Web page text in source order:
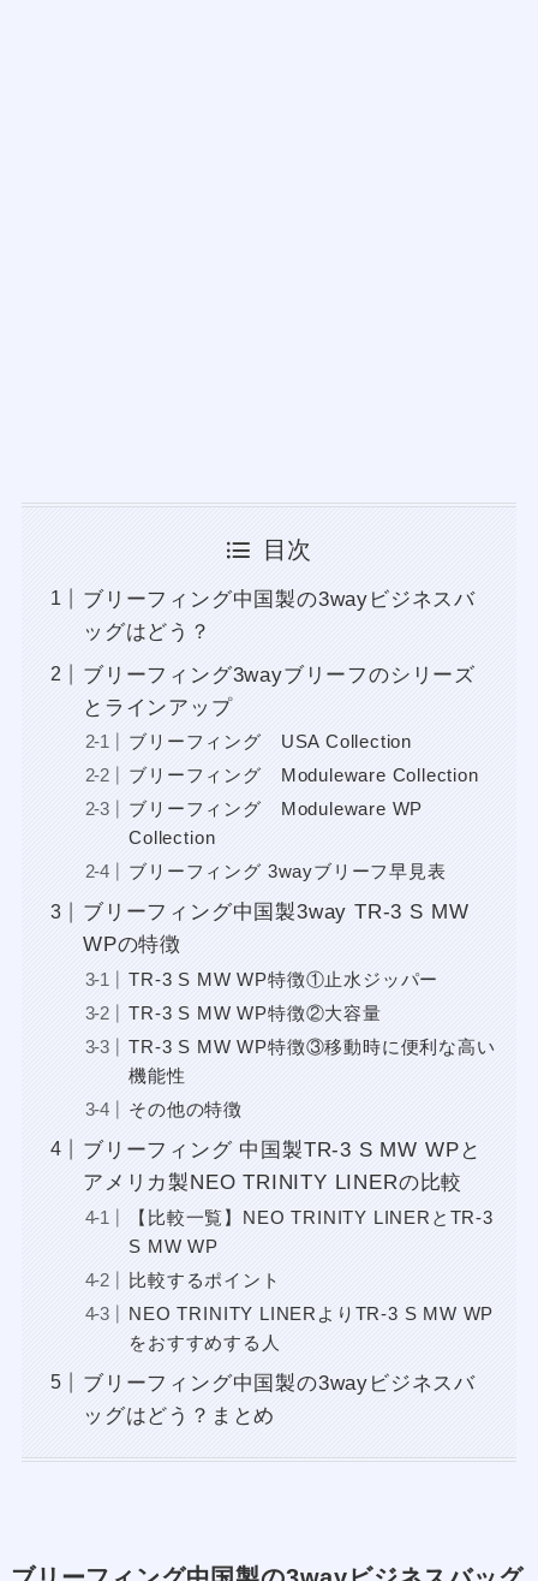
目次
ブリーフィング中国製の3wayビジネスバ
ッグはどう？
ブリーフィング3wayブリーフのシリーズ
とラインアップ
ブリーフィング USA Collection
ブリーフィング Moduleware Collection
ブリーフィング Moduleware WP
Collection
ブリーフィング 3wayブリーフ早見表
ブリーフィング中国製3way TR-3 S MW
WPの特徴
TR-3 S MW WP特徴①止水ジッパー
TR-3 S MW WP特徴②大容量
TR-3 S MW WP特徴③移動時に便利な高い
機能性
その他の特徴
ブリーフィング 中国製TR-3 S MW WPと
アメリカ製NEO TRINITY LINERの比較
【比較一覧】NEO TRINITY LINERとTR-3
S MW WP
比較するポイント
NEO TRINITY LINERよりTR-3 S MW WP
をおすすめする人
ブリーフィング中国製の3wayビジネスバ
ッグはどう？まとめ